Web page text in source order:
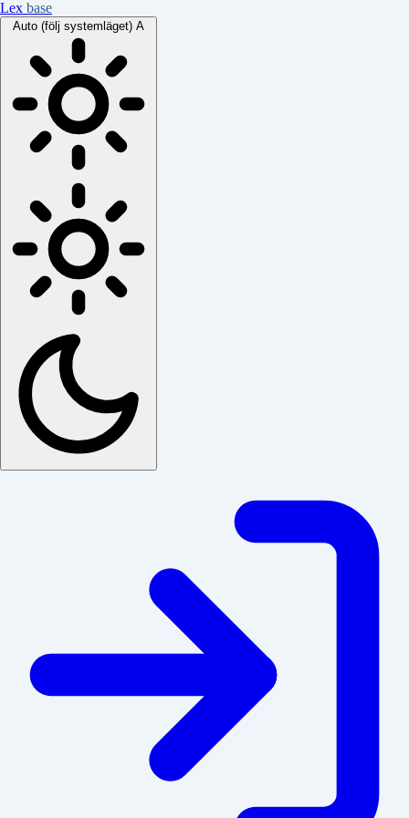
Lex base
Auto (följ systemläget) A